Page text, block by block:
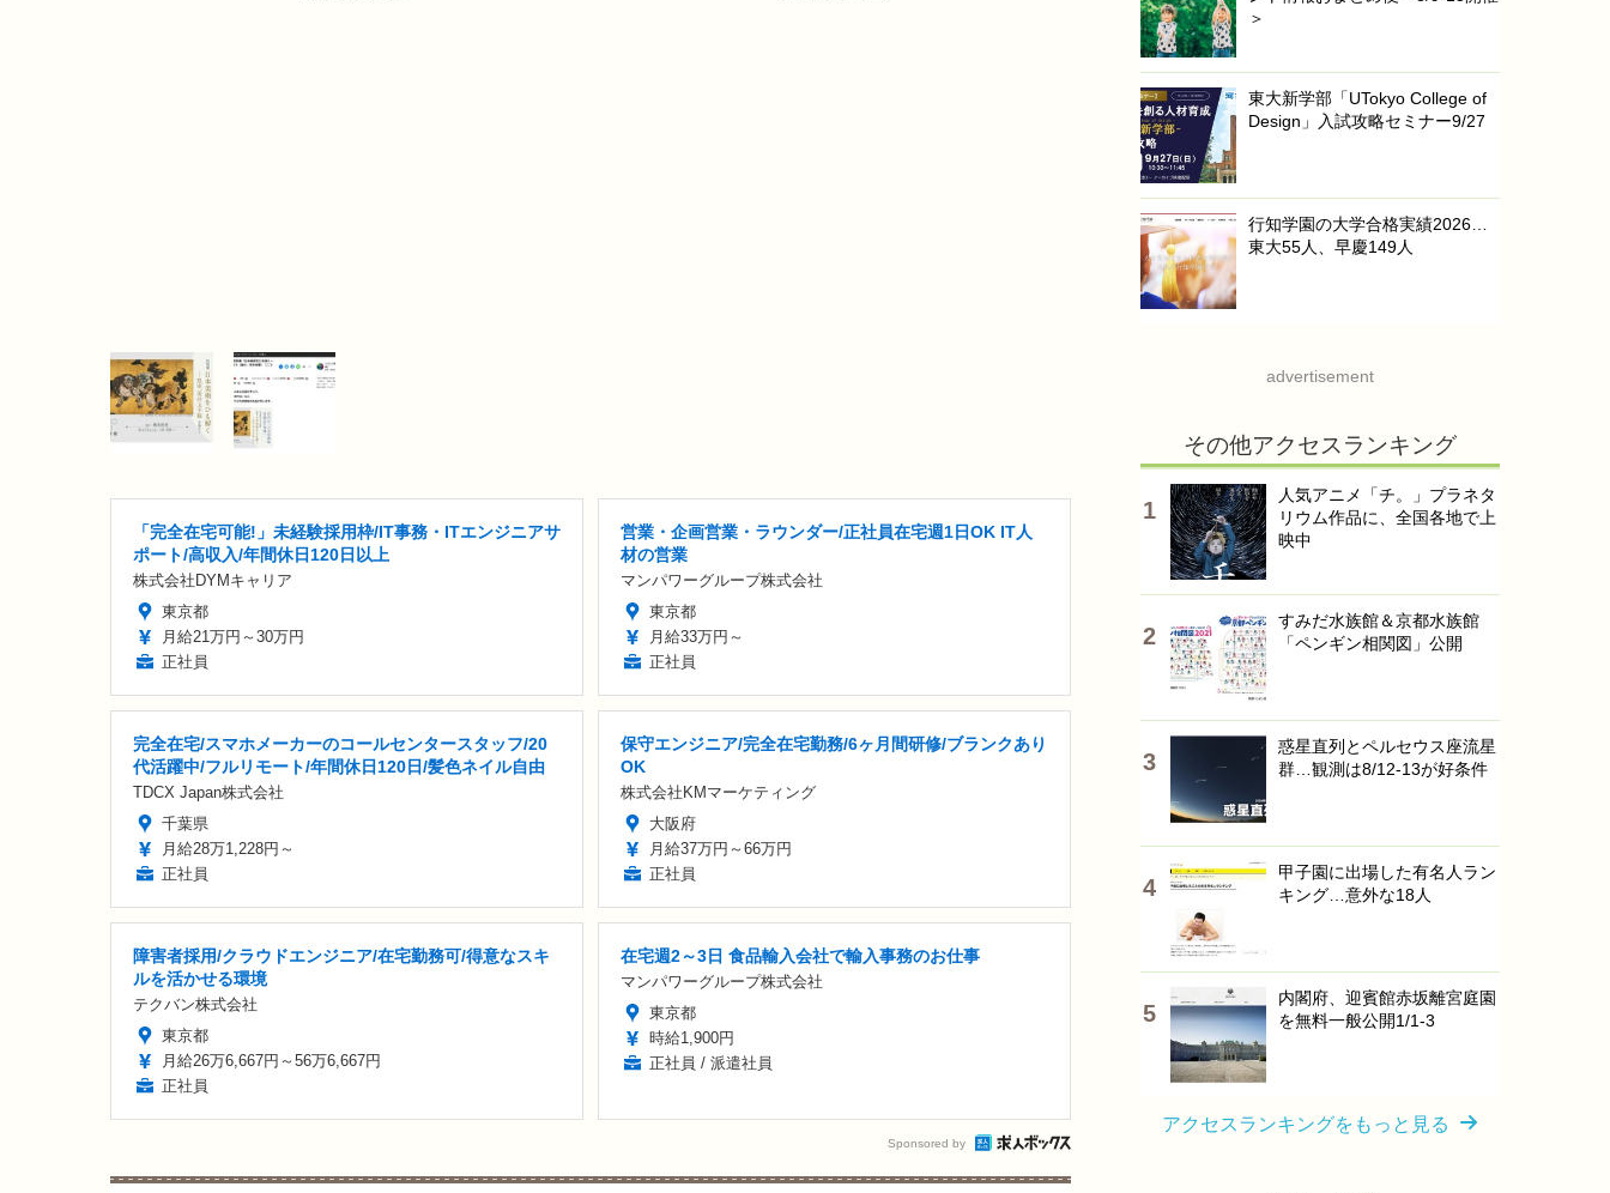
「完全在宅可能!」未経験採用枠/IT事務・ITエンジニアサ
ポート/高収入/年間休日120日以上
株式会社DYMキャリア
東京都
月給21万円～30万円
正社員
営業・企画営業・ラウンダー/正社員在宅週1日OK IT人
材の営業
マンパワーグループ株式会社
東京都
月給33万円～
正社員
完全在宅/スマホメーカーのコールセンタースタッフ/20
代活躍中/フルリモート/年間休日120日/髪色ネイル自由
TDCX Japan株式会社
千葉県
月給28万1,228円～
正社員
保守エンジニア/完全在宅勤務/6ヶ月間研修/ブランクあり
OK
株式会社KMマーケティング
大阪府
月給37万円～66万円
正社員
障害者採用/クラウドエンジニア/在宅勤務可/得意なスキ
ルを活かせる環境
テクバン株式会社
東京都
月給26万6,667円～56万6,667円
正社員
在宅週2～3日 食品輸入会社で輸入事務のお仕事
マンパワーグループ株式会社
東京都
時給1,900円
正社員 / 派遣社員
Sponsored by
＞
東大新学部「UTokyo College of
Design」入試攻略セミナー9/27
行知学園の大学合格実績2026…
東大55人、早慶149人
advertisement
その他アクセスランキング
人気アニメ「チ。」プラネタ
リウム作品に、全国各地で上
映中
すみだ水族館＆京都水族館
「ペンギン相関図」公開
惑星直列とペルセウス座流星
群…観測は8/12-13が好条件
甲子園に出場した有名人ラン
キング…意外な18人
内閣府、迎賓館赤坂離宮庭園
を無料一般公開1/1-3
アクセスランキングをもっと見る